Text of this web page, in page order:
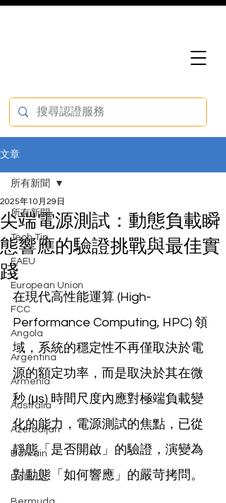
文章
所有新聞
Tech Tip
EAEU
European Union
FCC
Angola
Argentina
Armenia
Australia
Azerbaijan
Bahrain
Belarus
所有新聞
尖端電源測試：動態負載瞬
態響應的驗證挑戰與最佳實
踐
2025年10月29日
在現代高性能運算 (High-
Performance Computing, HPC) 領
域，系統的穩定性不再僅取決於電
源的額定功率，而是取決於其在微
秒 (μs) 時間尺度內應對極端負載變
化的能力，電源測試的焦點，已從
靜態「是否開啟」的驗證，演變為
對動態「如何響應」的嚴苛拷問。